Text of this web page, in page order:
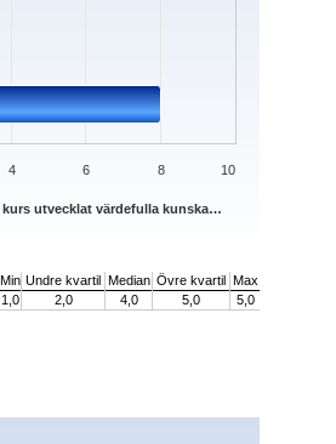
utvecklat värdefulla kunska…
4 6 8 10
Min Undre kvartil Median Övre kvartil Max
1,0 2,0 4,0 5,0 5,0